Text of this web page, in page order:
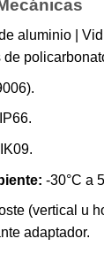
aluminio |
IP66.
IK09.
-30°C a
(vertical u
adaptador.